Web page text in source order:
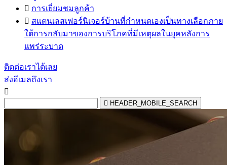
 การเยี่ยมชมลูกค้า
 สแตนเลสเฟอร์นิเจอร์บ้านที่กำหนดเองเป็นทางเลือกภาย
ใต้การกลับมาของการบริโภคที่มีเหตุผลในยุคหลังการ
แพร่ระบาด
ติดต่อเราได้เลย
ส่งอีเมลถึงเรา

 HEADER_MOBILE_SEARCH